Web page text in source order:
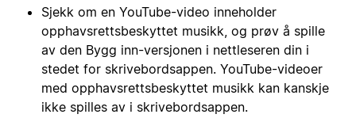
Sjekk om en YouTube-video inneholder
opphavsrettsbeskyttet musikk, og prøv å spille
av den Bygg inn-versjonen i nettleseren din i
stedet for skrivebordsappen. YouTube-videoer
med opphavsrettsbeskyttet musikk kan kanskje
ikke spilles av i skrivebordsappen.